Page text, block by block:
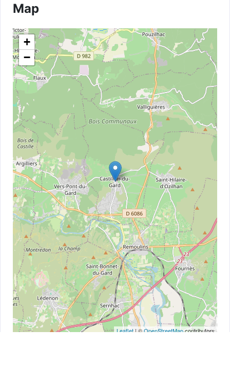
Map
+
−
Leaflet| ©OpenStreetMapcontributors